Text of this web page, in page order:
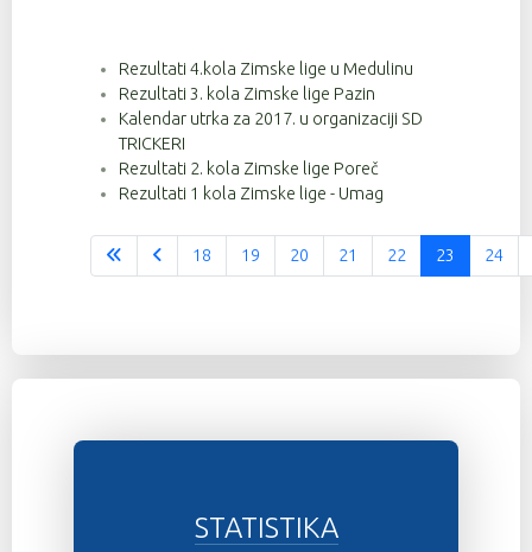
Rezultati 4.kola Zimske lige u Medulinu
Rezultati 3. kola Zimske lige Pazin
Kalendar utrka za 2017. u organizaciji SD
TRICKERI
Rezultati 2. kola Zimske lige Poreč
Rezultati 1 kola Zimske lige - Umag
Stranica 23 od 37
18 19 20 21 22 23 24
STATISTIKA